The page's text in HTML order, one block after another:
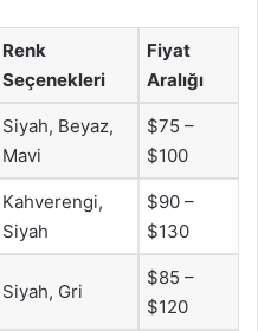
Renk
Seçenekleri
Fiyat
Aralığı
Siyah, Beyaz,
Mavi
$75 –
$100
Kahverengi,
Siyah
$90 –
$130
Siyah, Gri
$85 –
$120